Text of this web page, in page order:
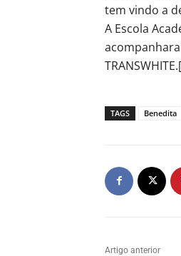
tem vindo a
A Escola
TAGS Benedita
Artigo anterior